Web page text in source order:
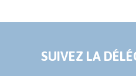
SUIVEZ LA